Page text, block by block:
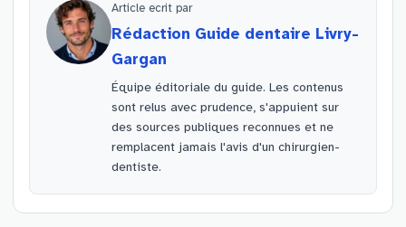
Article ecrit par
Rédaction Guide dentaire Livry-
Gargan
Équipe éditoriale du guide. Les contenus
sont relus avec prudence, s'appuient sur
des sources publiques reconnues et ne
remplacent jamais l'avis d'un chirurgien-
dentiste.